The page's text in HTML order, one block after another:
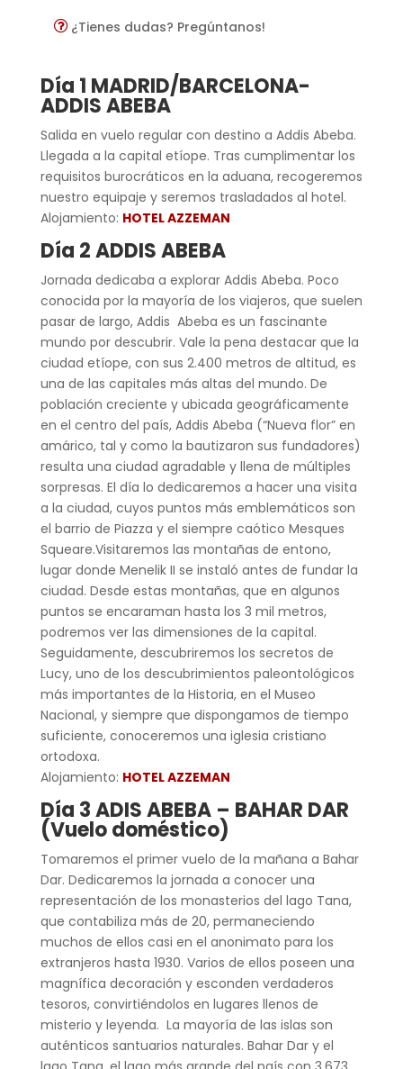
¿Tienes dudas? Pregúntanos!
Día 1 MADRID/BARCELONA-
ADDIS ABEBA
Salida en vuelo regular con destino a Addis Abeba.
Llegada a la capital etíope. Tras cumplimentar los
requisitos burocráticos en la aduana, recogeremos
nuestro equipaje y seremos trasladados al hotel.
Alojamiento: HOTEL AZZEMAN
Día 2 ADDIS ABEBA
Jornada dedicaba a explorar Addis Abeba. Poco
conocida por la mayoría de los viajeros, que suelen
pasar de largo, Addis Abeba es un fascinante
mundo por descubrir. Vale la pena destacar que la
ciudad etíope, con sus 2.400 metros de altitud, es
una de las capitales más altas del mundo. De
población creciente y ubicada geográficamente
en el centro del país, Addis Abeba (“Nueva flor” en
amárico, tal y como la bautizaron sus fundadores)
resulta una ciudad agradable y llena de múltiples
sorpresas. El día lo dedicaremos a hacer una visita
a la ciudad, cuyos puntos más emblemáticos son
el barrio de Piazza y el siempre caótico Mesques
Squeare.Visitaremos las montañas de entono,
lugar donde Menelik II se instaló antes de fundar la
ciudad. Desde estas montañas, que en algunos
puntos se encaraman hasta los 3 mil metros,
podremos ver las dimensiones de la capital.
Seguidamente, descubriremos los secretos de
Lucy, uno de los descubrimientos paleontológicos
más importantes de la Historia, en el Museo
Nacional, y siempre que dispongamos de tiempo
suficiente, conoceremos una iglesia cristiano
ortodoxa.
Alojamiento: HOTEL AZZEMAN
Día 3 ADIS ABEBA – BAHAR DAR
(Vuelo doméstico)
Tomaremos el primer vuelo de la mañana a Bahar
Dar. Dedicaremos la jornada a conocer una
representación de los monasterios del lago Tana,
que contabiliza más de 20, permaneciendo
muchos de ellos casi en el anonimato para los
extranjeros hasta 1930. Varios de ellos poseen una
magnífica decoración y esconden verdaderos
tesoros, convirtiéndolos en lugares llenos de
misterio y leyenda. La mayoría de las islas son
auténticos santuarios naturales. Bahar Dar y el